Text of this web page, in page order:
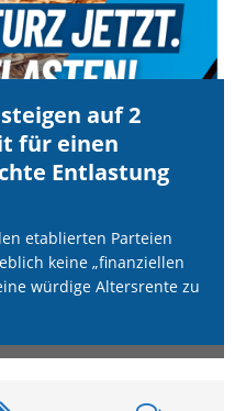
auf 2
für einen
Entlastung
etablierten Parteien
keine „finanziellen
würdige Altersrente zu